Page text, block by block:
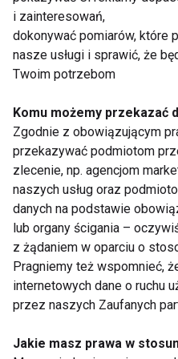
Fitlight
Czy alkohol przestaje
być częścią
codzienności? Trend,
którego nie da się już
ignorować
Fitnessowa rutyna w
pracy zdalnej – jak nie
i zainteresowań,
dokonywać pomiarów, które
nasze usługi i sprawić, że
Twoim potrzebom
Komu możemy przekazać
Zgodnie z obowiązującym
przekazywać podmiotom
zlecenie, np. agencjom
naszych usług oraz
danych na podstawie
lub organy ścigania –
z żądaniem w oparciu o
Pragniemy też wspomnieć,
internetowych dane o ruchu
przez naszych Zaufanych
Jakie masz prawa w